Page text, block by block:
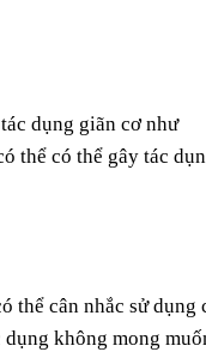
dụng giãn cơ như
thể có thể gây tác
thể cân nhắc sử dụng
không mong